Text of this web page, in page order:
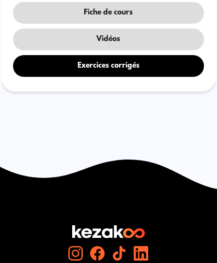
Fiche de cours
Vidéos
Exercices corrigés